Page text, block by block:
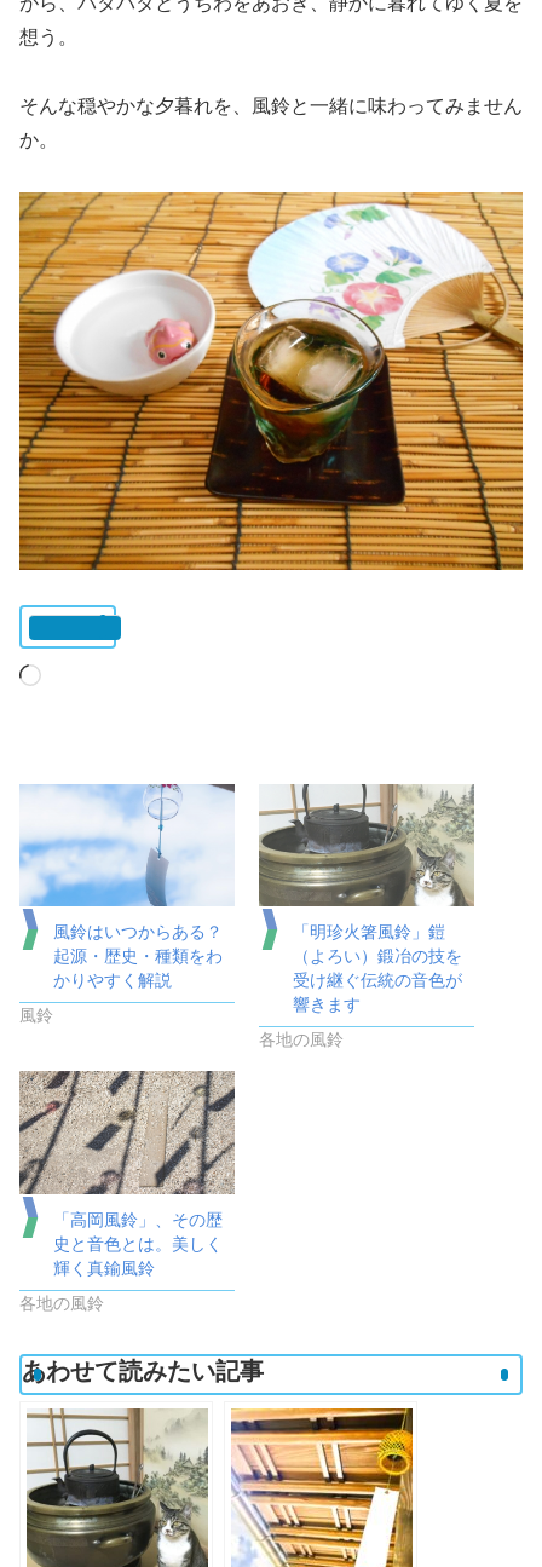
想う。
そんな穏やかな夕暮れを、風鈴と一緒に味わってみません
か。
読
み
風鈴はいつからある？
起源・歴史・種類をわ
かりやすく解説
風鈴
「明珍火箸風鈴」鎧
（よろい）鍛冶の技を
受け継ぐ伝統の音色が
響きます
各地の風鈴
「高岡風鈴」、その歴
史と音色とは。美しく
輝く真鍮風鈴
各地の風鈴
あわせて読みたい記事